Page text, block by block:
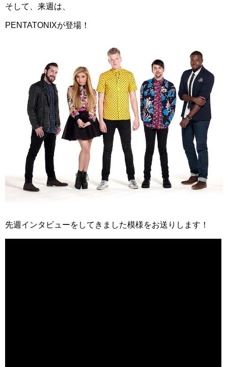
そして、来週は、
PENTATONIXが登場！
先週インタビューをしてきました模様をお送りします！